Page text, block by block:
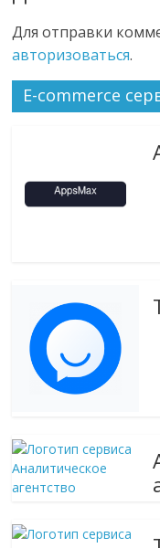
Для отправки
авторизоваться.
E-commerce